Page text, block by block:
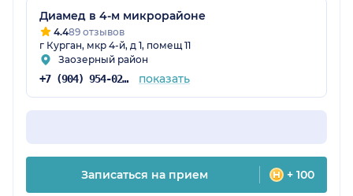
Диамед в 4-м микрорайоне
4.489 отзывов
г Курган, мкр 4-й, д 1, помещ 11
Заозерный район
+7 (904) 954-02-14 показать
Записаться на прием + 100